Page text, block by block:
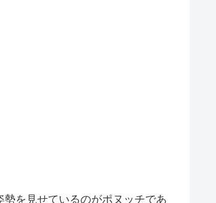
を見せているのがポヌッチであ